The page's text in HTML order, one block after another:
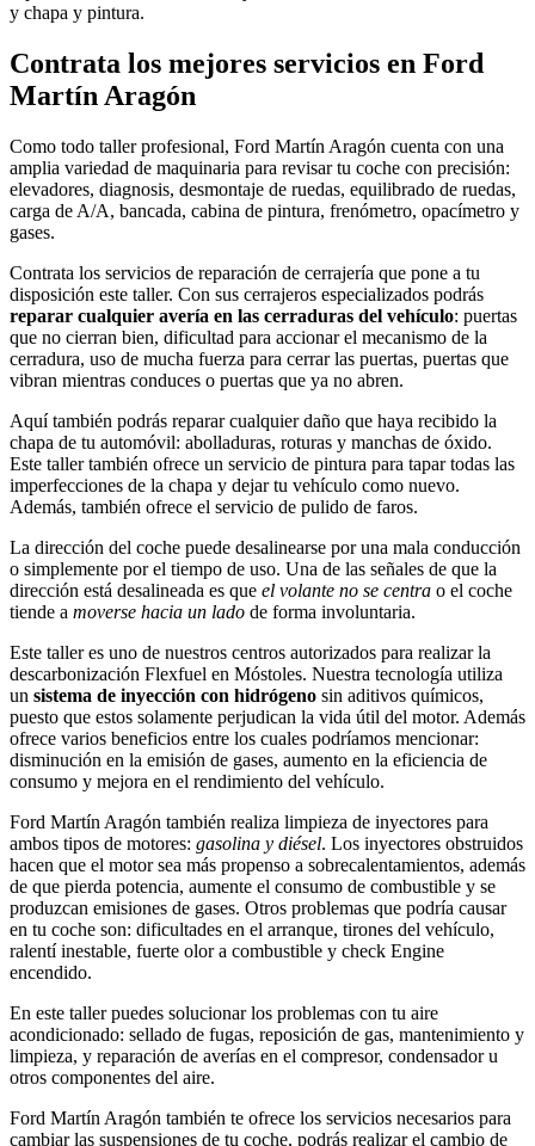
y chapa y pintura.
Contrata los mejores servicios en Ford
Martín Aragón
Como todo taller profesional, Ford Martín Aragón cuenta con una
amplia variedad de maquinaria para revisar tu coche con precisión:
elevadores, diagnosis, desmontaje de ruedas, equilibrado de ruedas,
carga de A/A, bancada, cabina de pintura, frenómetro, opacímetro y
gases.
Contrata los servicios de reparación de cerrajería que pone a tu
disposición este taller. Con sus cerrajeros especializados podrás
reparar cualquier avería en las cerraduras del vehículo: puertas
que no cierran bien, dificultad para accionar el mecanismo de la
cerradura, uso de mucha fuerza para cerrar las puertas, puertas que
vibran mientras conduces o puertas que ya no abren.
Aquí también podrás reparar cualquier daño que haya recibido la
chapa de tu automóvil: abolladuras, roturas y manchas de óxido.
Este taller también ofrece un servicio de pintura para tapar todas las
imperfecciones de la chapa y dejar tu vehículo como nuevo.
Además, también ofrece el servicio de pulido de faros.
La dirección del coche puede desalinearse por una mala conducción
o simplemente por el tiempo de uso. Una de las señales de que la
dirección está desalineada es que el volante no se centra o el coche
tiende a moverse hacia un lado de forma involuntaria.
Este taller es uno de nuestros centros autorizados para realizar la
descarbonización Flexfuel en Móstoles. Nuestra tecnología utiliza
un sistema de inyección con hidrógeno sin aditivos químicos,
puesto que estos solamente perjudican la vida útil del motor. Además
ofrece varios beneficios entre los cuales podríamos mencionar:
disminución en la emisión de gases, aumento en la eficiencia de
consumo y mejora en el rendimiento del vehículo.
Ford Martín Aragón también realiza limpieza de inyectores para
ambos tipos de motores: gasolina y diésel. Los inyectores obstruidos
hacen que el motor sea más propenso a sobrecalentamientos, además
de que pierda potencia, aumente el consumo de combustible y se
produzcan emisiones de gases. Otros problemas que podría causar
en tu coche son: dificultades en el arranque, tirones del vehículo,
ralentí inestable, fuerte olor a combustible y check Engine
encendido.
En este taller puedes solucionar los problemas con tu aire
acondicionado: sellado de fugas, reposición de gas, mantenimiento y
limpieza, y reparación de averías en el compresor, condensador u
otros componentes del aire.
Ford Martín Aragón también te ofrece los servicios necesarios para
cambiar las suspensiones de tu coche, podrás realizar el cambio de